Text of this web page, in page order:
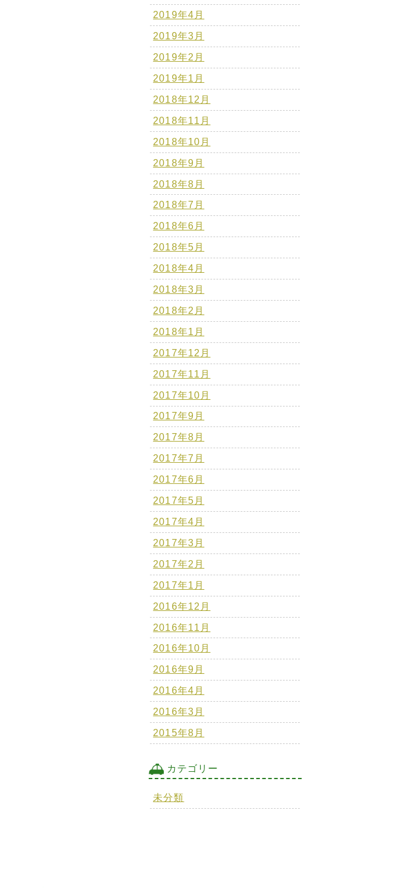
2019年4月
2019年3月
2019年2月
2019年1月
2018年12月
2018年11月
2018年10月
2018年9月
2018年8月
2018年7月
2018年6月
2018年5月
2018年4月
2018年3月
2018年2月
2018年1月
2017年12月
2017年11月
2017年10月
2017年9月
2017年8月
2017年7月
2017年6月
2017年5月
2017年4月
2017年3月
2017年2月
2017年1月
2016年12月
2016年11月
2016年10月
2016年9月
2016年4月
2016年3月
2015年8月
カテゴリー
未分類